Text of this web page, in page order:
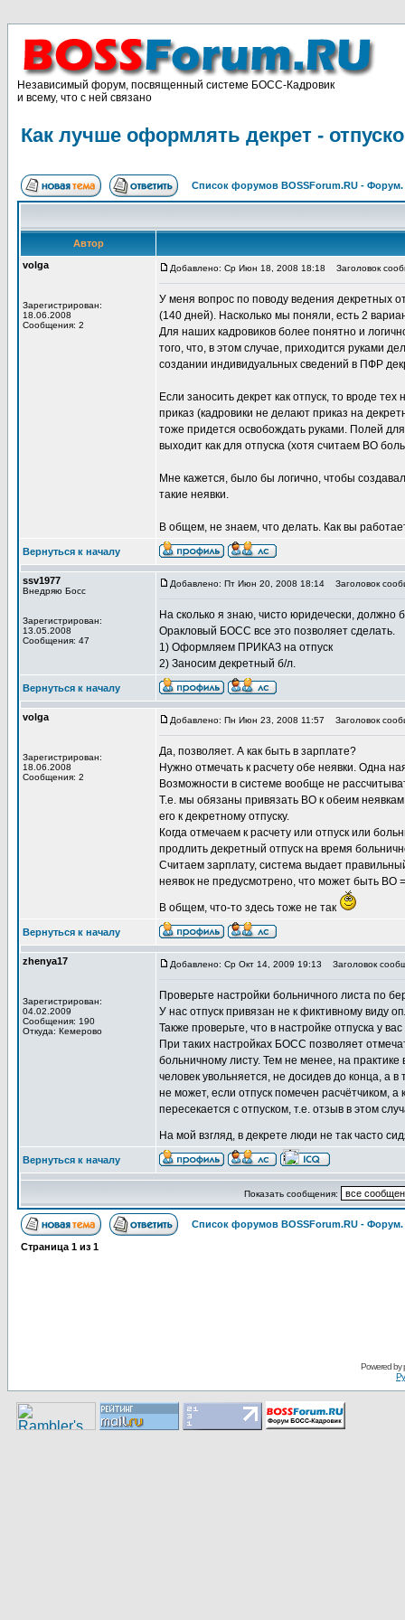
Независимый форум, посвященный системе БОСС-Кадровик
и всему, что с ней связано
Как лучше оформлять декрет -
Список форумов BOSSForum.RU -
Автор
volga
Зарегистрирован:
18.06.2008
Сообщения: 2
Добавлено: Ср Июн 18, 2008 18:18 Заголовок
У меня вопрос по поводу ведения декретных
(140 дней). Насколько мы поняли, есть 2
Для наших кадровиков более понятно и
того, что, в этом случае, приходится руками
создании индивидуальных сведений в ПФР
Если заносить декрет как отпуск, то вроде
приказ (кадровики не делают приказ на
тоже придется освобождать руками. Полей
выходит как для отпуска (хотя считаем ВО
Мне кажется, было бы логично, чтобы
такие неявки.
В общем, не знаем, что делать. Как вы
Вернуться к началу
ssv1977
Внедряю Босс
Зарегистрирован:
13.05.2008
Сообщения: 47
Добавлено: Пт Июн 20, 2008 18:14 Заголовок
На сколько я знаю, чисто юридечески, должно
Оракловый БОСС все это позволяет сделать.
1) Оформляем ПРИКАЗ на отпуск
2) Заносим декретный б/л.
Вернуться к началу
volga
Зарегистрирован:
18.06.2008
Сообщения: 2
Добавлено: Пн Июн 23, 2008 11:57 Заголовок
Да, позволяет. А как быть в зарплате?
Нужно отмечать к расчету обе неявки. Одна
Возможности в системе вообще не
Т.е. мы обязаны привязать ВО к обеим
его к декретному отпуску.
Когда отмечаем к расчету или отпуск или
продлить декретный отпуск на время
Считаем зарплату, система выдает
неявок не предусмотрено, что может быть ВО
В общем, что-то здесь тоже не так
Вернуться к началу
zhenya17
Зарегистрирован:
04.02.2009
Сообщения: 190
Откуда: Кемерово
Добавлено: Ср Окт 14, 2009 19:13 Заголовок
Проверьте настройки больничного листа по
У нас отпуск привязан не к фиктивному виду
Также проверьте, что в настройке отпуска у
При таких настройках БОСС позволяет
больничному листу. Тем не менее, на практике
человек увольняется, не досидев до конца, а
не может, если отпуск помечен расчётчиком,
пересекается с отпуском, т.е. отзыв в этом
На мой взгляд, в декрете люди не так часто
Вернуться к началу
Показать сообщения:
Список форумов BOSSForum.RU -
Страница 1 из 1
Pоwerеd by